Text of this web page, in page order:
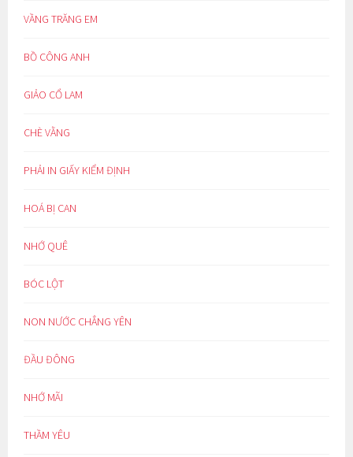
VẦNG TRĂNG EM
BỒ CÔNG ANH
GIẢO CỔ LAM
CHÈ VẰNG
PHẢI IN GIẤY KIỂM ĐỊNH
HOÁ BỊ CAN
NHỚ QUÊ
BÓC LỘT
NON NƯỚC CHẲNG YÊN
ĐẦU ĐÔNG
NHỚ MÃI
THẦM YÊU